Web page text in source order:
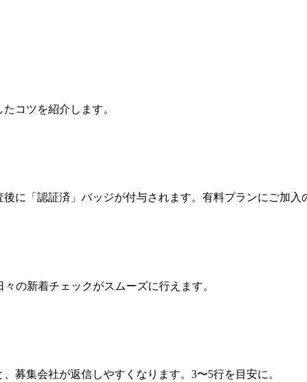
コツを紹介します。
に「認証済」バッジが付与されます。有料プランにご加
の新着チェックがスムーズに行えます。
募集会社が返信しやすくなります。3〜5行を目安に。